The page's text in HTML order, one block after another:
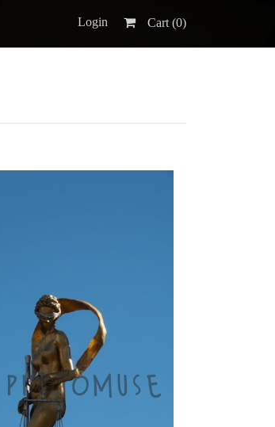
Login Cart (0)